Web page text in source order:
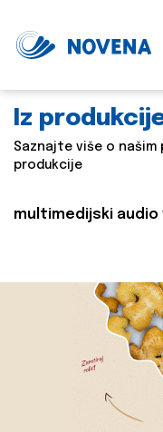
Iz
Saznajte više o
produkcije
multimedijski audio